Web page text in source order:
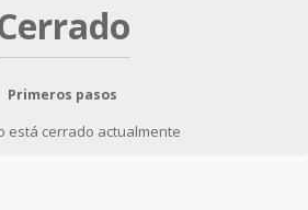
Primeros pasos
está cerrado actualmente